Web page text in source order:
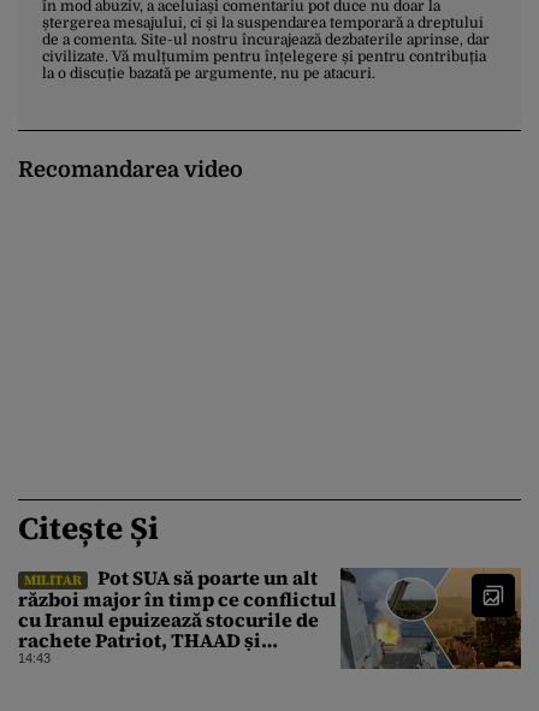
în mod abuziv, a aceluiași comentariu pot duce nu doar la
ștergerea mesajului, ci și la suspendarea temporară a dreptului
de a comenta. Site-ul nostru încurajează dezbaterile aprinse, dar
civilizate. Vă mulțumim pentru înțelegere și pentru contribuția
la o discuție bazată pe argumente, nu pe atacuri.
Recomandarea video
Citește Și
MILITAR
Pot SUA să poarte un alt
război major în timp ce conflictul
cu Iranul epuizează stocurile de
rachete Patriot, THAAD și
Tomahawk?
14:43